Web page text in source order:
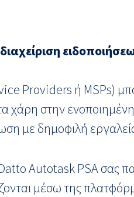
Providers ή MSPs)
χάρη στην
με δημοφιλή
Autotask PSA σας
μέσω της